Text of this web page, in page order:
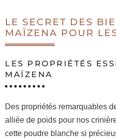
LE SECRET DES
MAÏZENA POUR
LES PROPRIÉTÉS
MAÏZENA
Des propriétés remarquables
alliée de poids pour nos
cette poudre blanche si